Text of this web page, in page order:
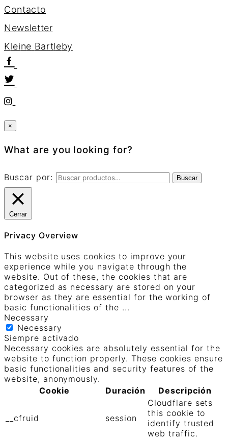
Contacto
Newsletter
Kleine Bartleby
×
What are you looking for?
Buscar por: Buscar
Cerrar
Privacy Overview
This website uses cookies to improve your
experience while you navigate through the
website. Out of these, the cookies that are
categorized as necessary are stored on your
browser as they are essential for the working of
basic functionalities of the ...
Necessary
Necessary
Siempre activado
Necessary cookies are absolutely essential for the
website to function properly. These cookies ensure
basic functionalities and security features of the
website, anonymously.
Cookie
Duración Descripción
__cfruid session
Cloudflare sets
this cookie to
identify trusted
web traffic.